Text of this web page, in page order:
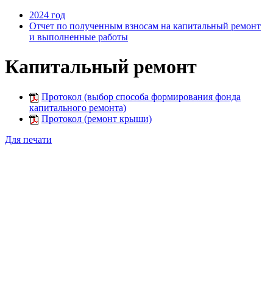
2024 год
Отчет по полученным взносам на капитальный ремонт
и выполненные работы
Капитальный ремонт
Протокол (выбор способа формирования фонда
капитального ремонта)
Протокол (ремонт крыши)
Для печати